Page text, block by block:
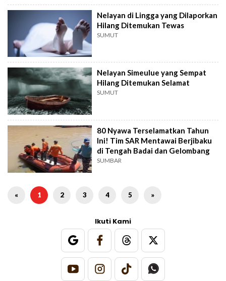
Nelayan di Lingga yang Dilaporkan
Hilang Ditemukan Tewas
SUMUT
Nelayan Simeulue yang Sempat
Hilang Ditemukan Selamat
SUMUT
80 Nyawa Terselamatkan Tahun
Ini! Tim SAR Mentawai Berjibaku
di Tengah Badai dan Gelombang
SUMBAR
« 1 2 3 4 5 »
Ikuti Kami